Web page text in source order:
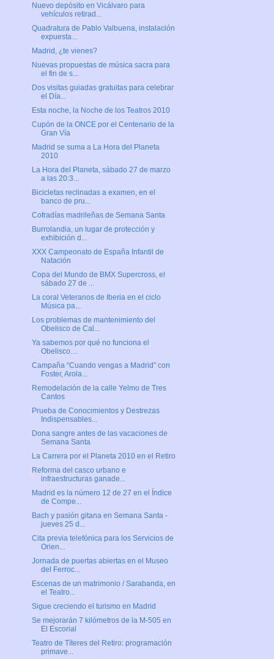
Nuevo depósito en Vicálvaro para
vehículos retirad...
Quadratura de Pablo Valbuena, instalación
expuesta...
Madrid, ¿te vienes?
Nuevas propuestas de música sacra para
el fin de s...
Dos visitas guiadas gratuitas para celebrar
el Día...
Esta noche, la Noche de los Teatros 2010
Cupón de la ONCE por el Centenario de la
Gran Vía
Madrid se suma a La Hora del Planeta
2010
La Hora del Planeta, sábado 27 de marzo
a las 20:3...
Bicicletas reclinadas a examen, en el
banco de pru...
Cofradías madrileñas de Semana Santa
Burrolandia, un lugar de protección y
exhibición d...
XXX Campeonato de España Infantil de
Natación
Copa del Mundo de BMX Supercross, el
sábado 27 de ...
La coral Veteranos de Iberia en el ciclo
Música pa...
Los problemas de mantenimiento del
Obelisco de Cal...
Ya sabemos por qué no funciona el
Obelisco…
Campaña “Cuando vengas a Madrid” con
Foster, Arola...
Remodelación de la calle Yelmo de Tres
Cantos
Prueba de Conocimientos y Destrezas
Indispensables...
Dona sangre antes de las vacaciones de
Semana Santa
La Carrera por el Planeta 2010 en el Retiro
Reforma del casco urbano e
infraestructuras ganade...
Madrid es la número 12 de 27 en el Índice
de Compe...
Bach y pasión gitana en Semana Santa -
jueves 25 d...
Cita previa telefónica para los Servicios de
Orien...
Jornada de puertas abiertas en el Museo
del Ferroc...
Escenas de un matrimonio / Sarabanda, en
el Teatro...
Sigue creciendo el turismo en Madrid
Se mejorarán 7 kilómetros de la M-505 en
El Escorial
Teatro de Títeres del Retiro: programación
primave...